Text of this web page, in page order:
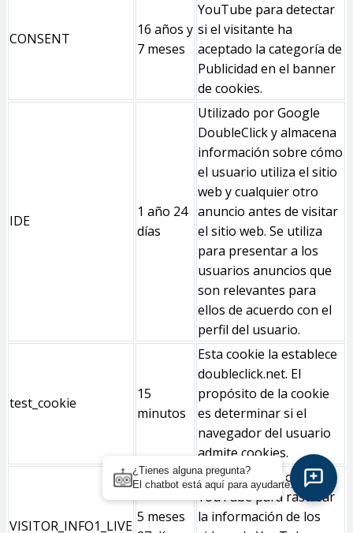
CONSENT
16 años y
7 meses
YouTube para detectar
si el visitante ha
aceptado la categoría de
Publicidad en el banner
de cookies.
IDE
1 año 24
días
Utilizado por Google
DoubleClick y almacena
información sobre cómo
el usuario utiliza el sitio
web y cualquier otro
anuncio antes de visitar
el sitio web. Se utiliza
para presentar a los
usuarios anuncios que
son relevantes para
ellos de acuerdo con el
perfil del usuario.
test_cookie
15
minutos
Esta cookie la establece
doubleclick.net. El
propósito de la cookie
es determinar si el
navegador del usuario
admite cookies.
VISITOR_INFO1_LIVE
5 meses
Cookie establecida por
YouTube para rastrear
la información de los
¿Tienes alguna pregunta?
El chatbot está aquí para ayudarte.